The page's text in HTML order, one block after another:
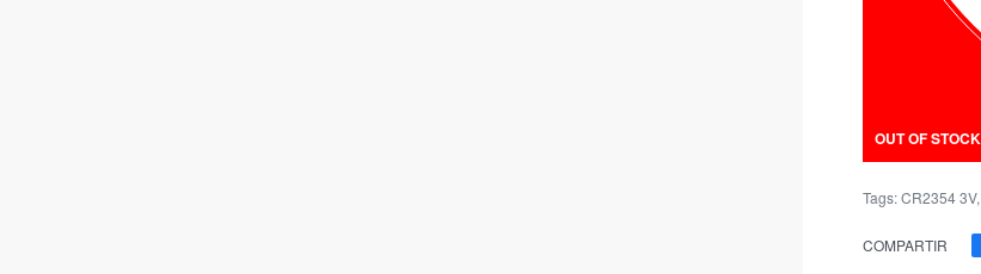
OUT OF STOCK
Tags:CR2354 3V,
COMPARTIR